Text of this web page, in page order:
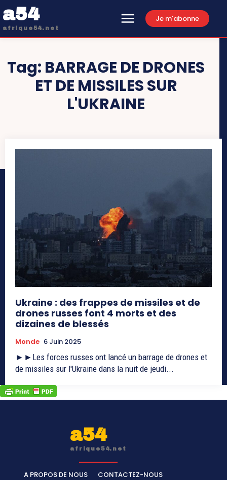
a54
afrique54.net
Je m'abonne
Tag: BARRAGE DE DRONES
ET DE MISSILES SUR
L'UKRAINE
Ukraine : des frappes de missiles et de
drones russes font 4 morts et des
dizaines de blessés
Monde 6 Juin 2025
►►Les forces russes ont lancé un barrage de drones et
de missiles sur l'Ukraine dans la nuit de jeudi...
a54
afrique54.net
A PROPOS DE NOUS
CONTACTEZ-NOUS